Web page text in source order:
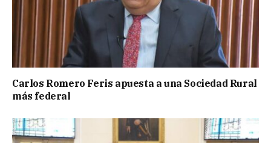
Carlos Romero Feris apuesta a una Sociedad Rural
más federal